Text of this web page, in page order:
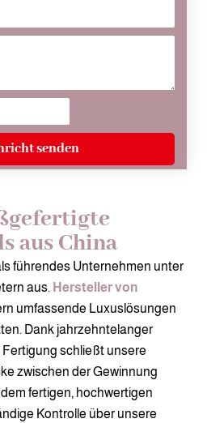
senden
aus China
führendes Unternehmen unter
aus. Hersteller von
umfassende Luxuslösungen
Dank jahrzehntelanger
schließt unsere
zwischen der Gewinnung
fertigen, hochwertigen
Kontrolle über unsere